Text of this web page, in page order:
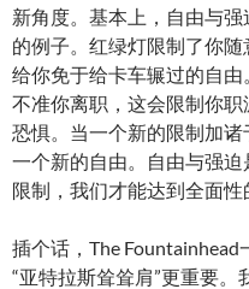
新角度。基本上，自由与
的例子。红绿灯限制了你
给你免于给卡车辗过的自
不准你离职，这会限制你
恐惧。当一个新的限制加
一个新的自由。自由与强
限制，我们才能达到全面性
插个话，The
“亚特拉斯耸耸肩”更重要